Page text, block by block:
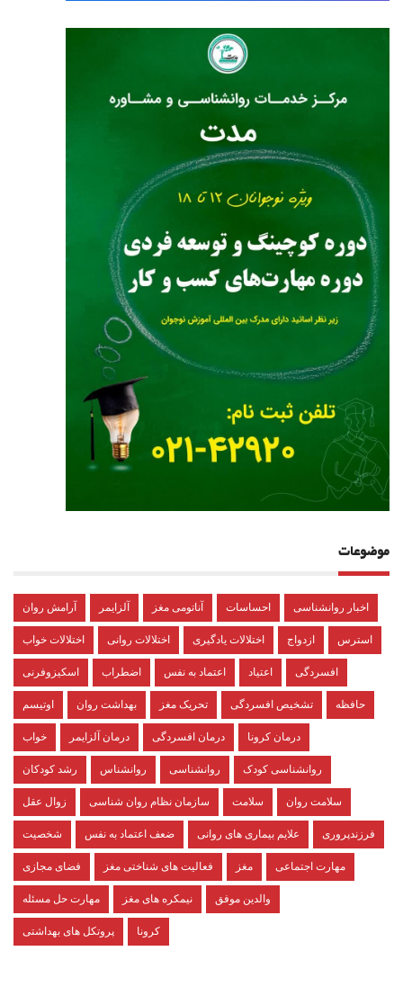
موضوعات
آرامش روان آلزایمر آناتومی مغز احساسات اخبار روانشناسی
اختلالات خواب اختلالات روانی اختلالات یادگیری ازدواج استرس
اسکیزوفرنی اضطراب اعتماد به نفس اعتیاد افسردگی
اوتیسم بهداشت روان تحریک مغز تشخیص افسردگی حافظه
خواب درمان آلزایمر درمان افسردگی درمان کرونا
رشد کودکان روانشناس روانشناسی روانشناسی کودک
زوال عقل سازمان نظام روان شناسی سلامت سلامت روان
شخصیت ضعف اعتماد به نفس علایم بیماری های روانی فرزندپروری
فضای مجازی فعالیت های شناختی مغز مغز مهارت اجتماعی
مهارت حل مسئله نیمکره های مغز والدین موفق
پروتکل های بهداشتی کرونا